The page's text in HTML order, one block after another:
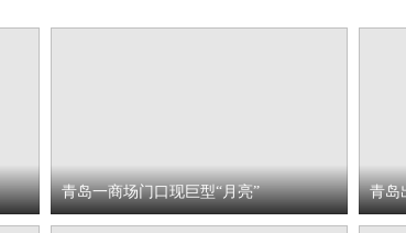
青岛一商场门口现巨型“月亮” 青岛